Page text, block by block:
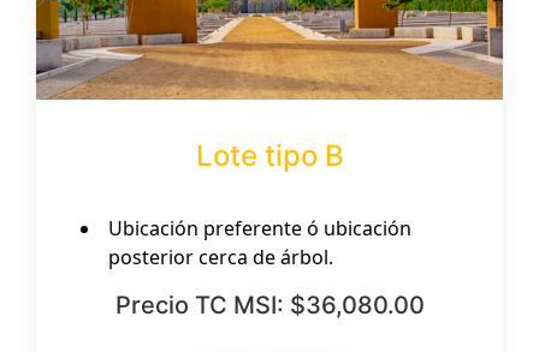
Lote tipo B
Ubicación preferente ó ubicación
posterior cerca de árbol.
Precio TC MSI: $36,080.00